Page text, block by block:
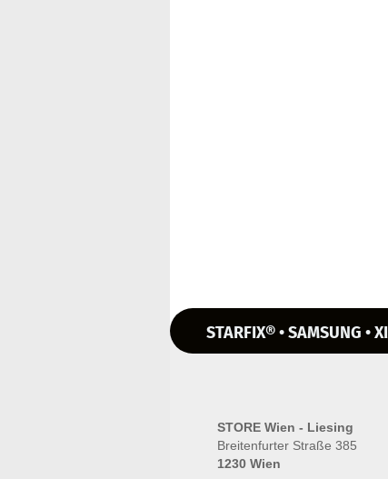
STARFIX® • SAMSUNG •
STORE Wien - Liesing
Breitenfurter Straße 385
1230 Wien